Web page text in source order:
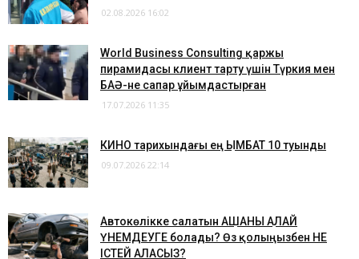
02.08.2026 16:02
World Business Consulting қаржы
пирамидасы клиент тарту үшін Түркия мен
БАӘ-не сапар ұйымдастырған
17.07.2026 11:35
​КИНО тарихындағы ең ҚЫМБАТ 10 туынды
09.07.2026 22:14
Автокөлікке салатын АҚШАНЫ ҚАЛАЙ
ҮНЕМДЕУГЕ болады? Өз қолыңызбен НЕ
ІСТЕЙ АЛАСЫЗ?